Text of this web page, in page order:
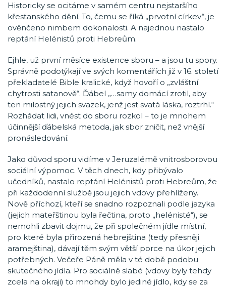
Historicky se ocitáme v samém centru nejstaršího
křesťanského dění. To, čemu se říká „prvotní církev“, je
ověnčeno nimbem dokonalosti. A najednou nastalo
reptání Helénistů proti Hebreům.
Ejhle, už první měsíce existence sboru – a jsou tu spory.
Správně podotýkají ve svých komentářích již v 16. století
překladatelé Bible kralické, když hovoří o „zvláštní
chytrosti satanově“. Ďábel „…samy domácí zrotil, aby
ten milostný jejich svazek, jenž jest svatá láska, roztrhl.“
Rozhádat lidi, vnést do sboru rozkol – to je mnohem
účinnější ďábelská metoda, jak sbor zničit, než vnější
pronásledování.
Jako důvod sporu vidíme v Jeruzalémě vnitrosborovou
sociální výpomoc. V těch dnech, kdy přibývalo
učedníků, nastalo reptání Helénistů proti Hebreům, že
při každodenní službě jsou jejich vdovy přehlíženy.
Nově příchozí, kteří se snadno rozpoznali podle jazyka
(jejich mateřštinou byla řečtina, proto „helénisté“), se
nemohli zbavit dojmu, že při společném jídle místní,
pro které byla přirozená hebrejština (tedy přesněji
aramejština), dávají těm svým větší porce na úkor jejich
potřebných. Večeře Páně měla v té době podobu
skutečného jídla. Pro sociálně slabé (vdovy byly tehdy
zcela na okraji) to mnohdy bylo jediné jídlo, kdy se za